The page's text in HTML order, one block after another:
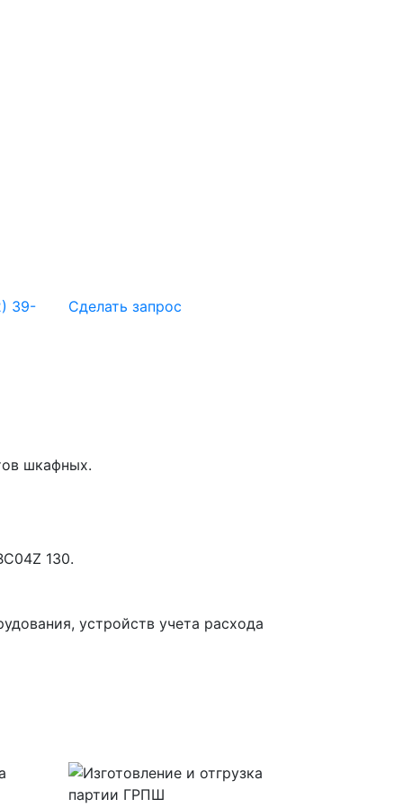
39-
Сделать запрос
шкафных.
130.
устройств учета расхода